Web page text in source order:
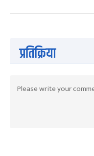
प्रतिक्रिया